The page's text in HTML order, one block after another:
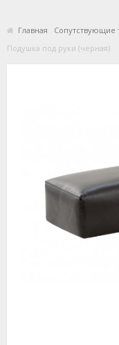
Главная Сопутствующие
Подушка под руки (черная)